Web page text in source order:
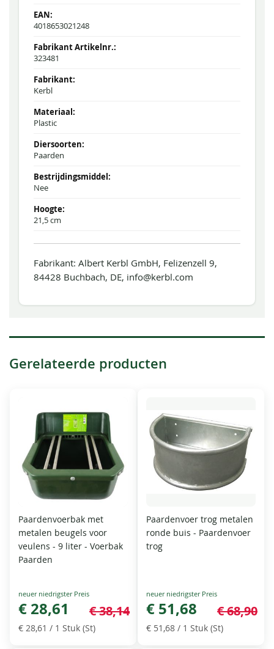
4018653021248
323481
Kerbl
Plastic
Paarden
Nee
21,5 cm
Fabrikant: Albert Kerbl GmbH, Felizenzell 9,
84428 Buchbach, DE, info@kerbl.com
Gerelateerde producten
Paardenvoerbak met
metalen beugels voor
veulens - 9 liter - Voerbak
Paarden
Special
Price
€ 28,61 € 38,14
€ 28,61 / 1 Stuk (St)
Paardenvoer trog metalen
ronde buis - Paardenvoer
trog
Special
Price
€ 51,68 € 68,90
€ 51,68 / 1 Stuk (St)